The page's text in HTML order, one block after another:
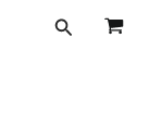
Поиск